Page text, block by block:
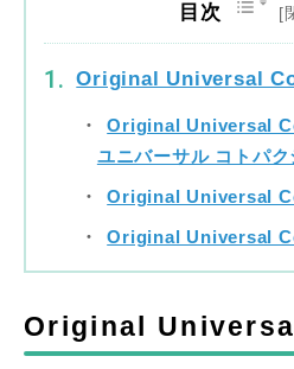
目次
Original Universal
Original Universal
ユニバーサル コトパク
Original Universal
Original Universal
Original